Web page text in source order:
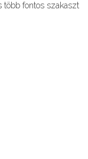
több fontos szakaszt